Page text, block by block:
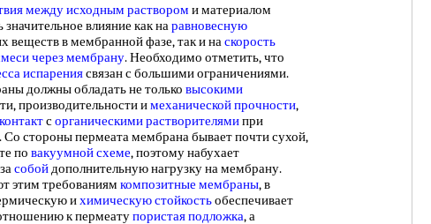
междуисходным раствором и материалом
влияние как наравновесную
веществ в мембранной фазе, так и наскорость
через мембрану. Необходимо отметить, что
испарениясвязан с большими ограничениями.
должны обладать не только высокими
производительности имеханической прочности,
сорганическими растворителямипри
стороны пермеата мембрана бывает почти сухой,
по вакуумной схеме, поэтому набухает
собойдополнительную нагрузку на мембрану.
этим требованиям композитные мембраны, в
ихимическую стойкостьобеспечивает
к пермеатупористая подложка, а